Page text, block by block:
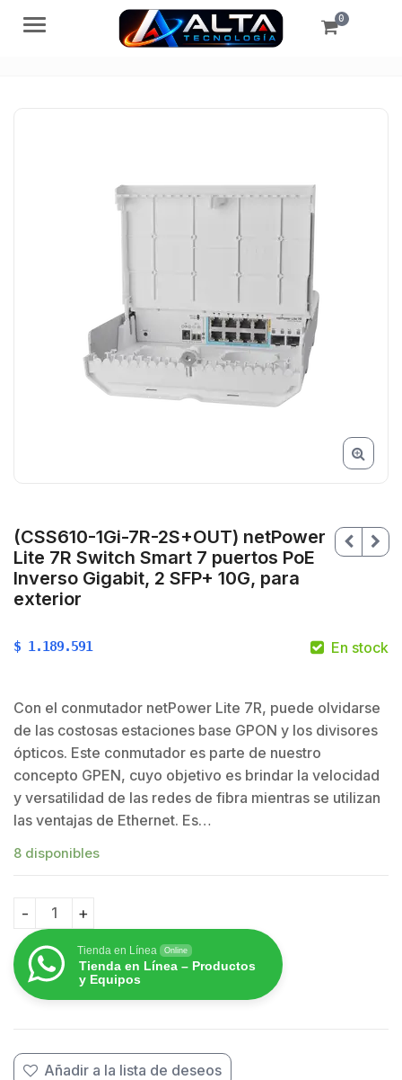
Menú 0
(CSS610-1Gi-7R-2S+OUT) netPower
Lite 7R Switch Smart 7 puertos PoE
Inverso Gigabit, 2 SFP+ 10G, para
exterior
$ 1.189.591 En stock
Con el conmutador netPower Lite 7R, puede olvidarse
de las costosas estaciones base GPON y los divisores
ópticos. Este conmutador es parte de nuestro
concepto GPEN, cuyo objetivo es brindar la velocidad
y versatilidad de las redes de fibra mientras se utilizan
las ventajas de Ethernet. Es…
8 disponibles
(CSS610-1Gi-7R-2S+OUT) netPower Lite 7R Switch
Tienda en Línea Online
Tienda en Línea – Productos
y Equipos
Añadir a la lista de deseos